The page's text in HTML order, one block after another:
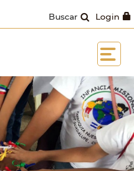
Login
Buscar